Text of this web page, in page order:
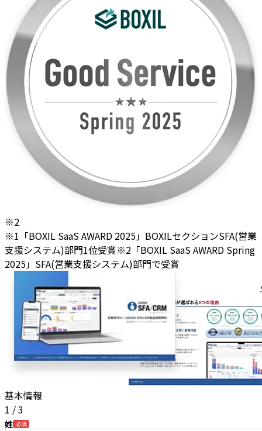
※2
※1「BOXIL SaaS AWARD 2025」BOXILセクションSFA(営業
支援システム)部門1位受賞※2「BOXIL SaaS AWARD Spring
2025」SFA(営業支援システム)部門で受賞
基本情報
1 /3
姓 必須